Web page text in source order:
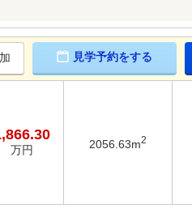
見学予約をする
万円 2056.63m2